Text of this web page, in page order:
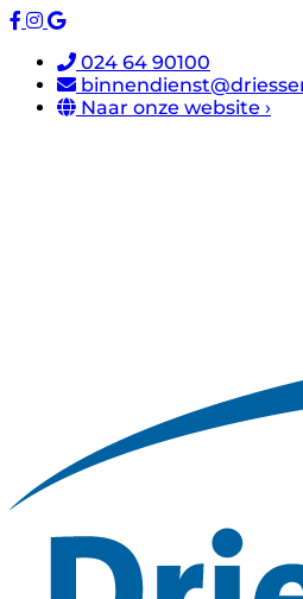
024 64 90100
Naar onze website ›